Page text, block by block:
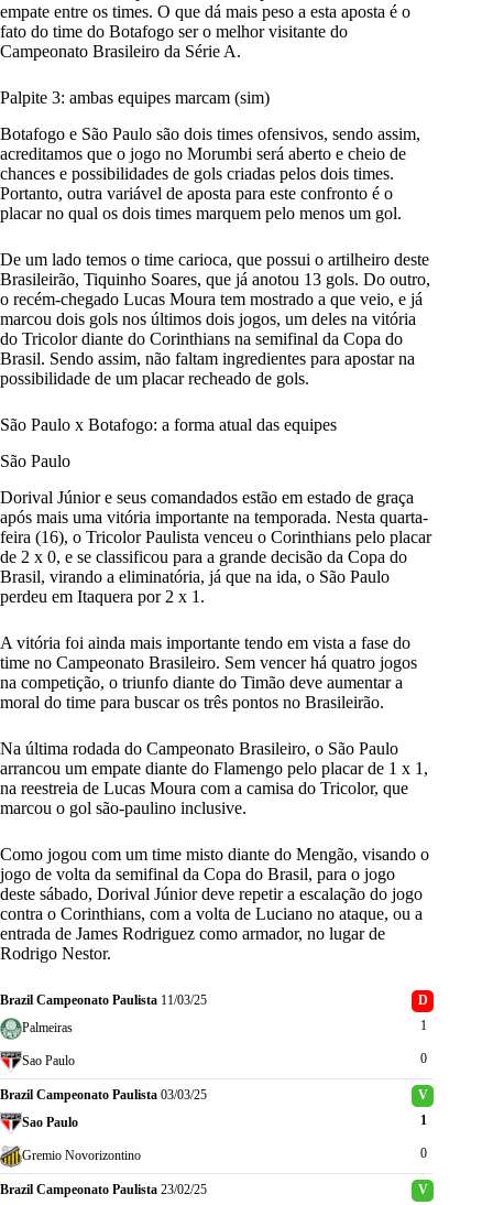
empate entre os times. O que dá mais peso a esta aposta é o
fato do time do Botafogo ser o melhor visitante do
Campeonato Brasileiro da Série A.
Palpite 3: ambas equipes marcam (sim)
Botafogo e São Paulo são dois times ofensivos, sendo assim,
acreditamos que o jogo no Morumbi será aberto e cheio de
chances e possibilidades de gols criadas pelos dois times.
Portanto, outra variável de aposta para este confronto é o
placar no qual os dois times marquem pelo menos um gol.
De um lado temos o time carioca, que possui o artilheiro deste
Brasileirão, Tiquinho Soares, que já anotou 13 gols. Do outro,
o recém-chegado Lucas Moura tem mostrado a que veio, e já
marcou dois gols nos últimos dois jogos, um deles na vitória
do Tricolor diante do Corinthians na semifinal da Copa do
Brasil. Sendo assim, não faltam ingredientes para apostar na
possibilidade de um placar recheado de gols.
São Paulo x Botafogo: a forma atual das equipes
São Paulo
Dorival Júnior e seus comandados estão em estado de graça
após mais uma vitória importante na temporada. Nesta quarta-
feira (16), o Tricolor Paulista venceu o Corinthians pelo placar
de 2 x 0, e se classificou para a grande decisão da Copa do
Brasil, virando a eliminatória, já que na ida, o São Paulo
perdeu em Itaquera por 2 x 1.
A vitória foi ainda mais importante tendo em vista a fase do
time no Campeonato Brasileiro. Sem vencer há quatro jogos
na competição, o triunfo diante do Timão deve aumentar a
moral do time para buscar os três pontos no Brasileirão.
Na última rodada do Campeonato Brasileiro, o São Paulo
arrancou um empate diante do Flamengo pelo placar de 1 x 1,
na reestreia de Lucas Moura com a camisa do Tricolor, que
marcou o gol são-paulino inclusive.
Como jogou com um time misto diante do Mengão, visando o
jogo de volta da semifinal da Copa do Brasil, para o jogo
deste sábado, Dorival Júnior deve repetir a escalação do jogo
contra o Corinthians, com a volta de Luciano no ataque, ou a
entrada de James Rodriguez como armador, no lugar de
Rodrigo Nestor.
Brazil Campeonato Paulista 11/03/25
D
Palmeiras
1
Sao Paulo 0
Brazil Campeonato Paulista 03/03/25 V
Gremio Novorizontino 0
Sao Paulo 1
Brazil Campeonato Paulista 23/02/25
V